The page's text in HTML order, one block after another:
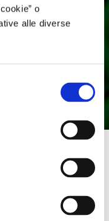
o
alle diverse
i nostri
green?
due facce della
bene, ma i
in termini monetari)